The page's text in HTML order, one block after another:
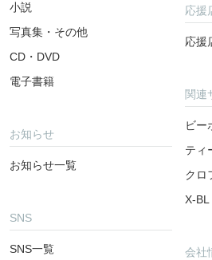
小説
写真集・その他
CD・DVD
電子書籍
お知らせ
お知らせ一覧
SNS
SNS一覧
応援
応援
関連
ビー
ティ
クロ
X-BL
会社